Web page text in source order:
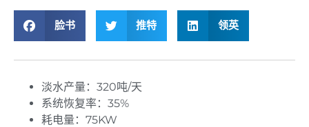
脸书 推特 领英
淡水产量：320吨/天
系统恢复率：35%
耗电量：75KW